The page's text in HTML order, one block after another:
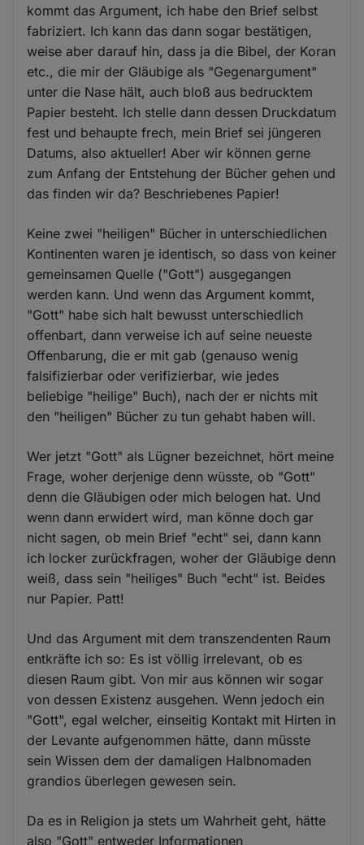
kommt das Argument, ich habe den Brief selbst
fabriziert. Ich kann das dann sogar bestätigen,
weise aber darauf hin, dass ja die Bibel, der Koran
etc., die mir der Gläubige als "Gegenargument"
unter die Nase hält, auch bloß aus bedrucktem
Papier besteht. Ich stelle dann dessen Druckdatum
fest und behaupte frech, mein Brief sei jüngeren
Datums, also aktueller! Aber wir können gerne
zum Anfang der Entstehung der Bücher gehen und
das finden wir da? Beschriebenes Papier!
Keine zwei "heiligen" Bücher in unterschiedlichen
Kontinenten waren je identisch, so dass von keiner
gemeinsamen Quelle ("Gott") ausgegangen
werden kann. Und wenn das Argument kommt,
"Gott" habe sich halt bewusst unterschiedlich
offenbart, dann verweise ich auf seine neueste
Offenbarung, die er mit gab (genauso wenig
falsifizierbar oder verifizierbar, wie jedes
beliebige "heilige" Buch), nach der er nichts mit
den "heiligen" Bücher zu tun gehabt haben will.
Wer jetzt "Gott" als Lügner bezeichnet, hört meine
Frage, woher derjenige denn wüsste, ob "Gott"
denn die Gläubigen oder mich belogen hat. Und
wenn dann erwidert wird, man könne doch gar
nicht sagen, ob mein Brief "echt" sei, dann kann
ich locker zurückfragen, woher der Gläubige denn
weiß, dass sein "heiliges" Buch "echt" ist. Beides
nur Papier. Patt!
Und das Argument mit dem transzendenten Raum
entkräfte ich so: Es ist völlig irrelevant, ob es
diesen Raum gibt. Von mir aus können wir sogar
von dessen Existenz ausgehen. Wenn jedoch ein
"Gott", egal welcher, einseitig Kontakt mit Hirten in
der Levante aufgenommen hätte, dann müsste
sein Wissen dem der damaligen Halbnomaden
grandios überlegen gewesen sein.
Da es in Religion ja stets um Wahrheit geht, hätte
also "Gott" entweder Informationen